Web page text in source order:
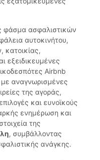
φάσμα ασφαλιστικών
αυτοκινήτου,
κατοικίας,
εξειδικευμένες
Airbnb
με αναγνωρισμένες
της αγοράς,
και ευνοϊκούς
ενημέρωση και
της
, συμβάλλοντας
ανάγκης.